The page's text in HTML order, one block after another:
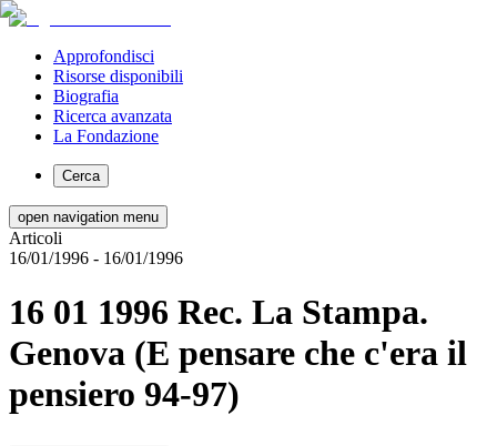
Approfondisci
Risorse disponibili
Biografia
Ricerca avanzata
La Fondazione
Cerca
open navigation menu
Articoli
16/01/1996 - 16/01/1996
16 01 1996 Rec. La Stampa.
Genova (E pensare che c'era il
pensiero 94-97)